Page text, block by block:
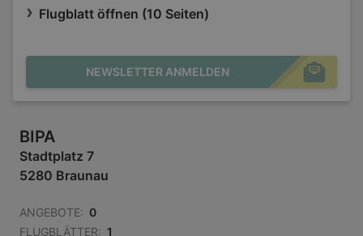
Flugblatt öffnen (10 Seiten)
NEWSLETTER ANMELDEN
BIPA
Stadtplatz 7
5280 Braunau
ANGEBOTE: 0
FLUGBLÄTTER: 1